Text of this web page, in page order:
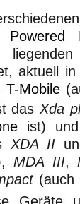
Powered
aktuell
T-Mobile
dasXda
ist)
XDA II
MDA III,
(auch